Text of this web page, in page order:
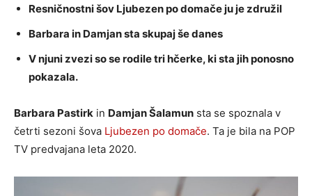
Resničnostni šov Ljubezen po domače ju je združil
Barbara in Damjan sta skupaj še danes
V njuni zvezi so se rodile tri hčerke, ki sta jih ponosno
pokazala.
Barbara Pastirk in Damjan Šalamun sta se spoznala v
četrti sezoni šova Ljubezen po domače. Ta je bila na POP
TV predvajana leta 2020.